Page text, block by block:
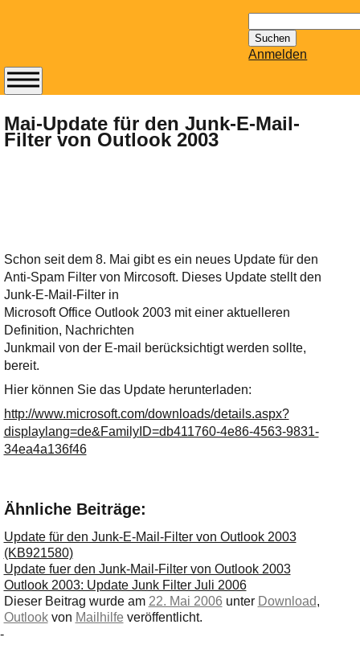
nach:
Anmelden
Mai-Update für den Junk-E-Mail-
Filter von Outlook 2003
Schon seit dem 8. Mai gibt es ein neues Update für den
Anti-Spam Filter von Mircosoft. Dieses Update stellt den
Junk-E-Mail-Filter in
Microsoft Office Outlook 2003 mit einer aktuelleren
Definition, Nachrichten
Junkmail von der E-mail berücksichtigt werden sollte,
bereit.
Hier können Sie das Update herunterladen:
http://www.microsoft.com/downloads/details.aspx?
displaylang=de&FamilyID=db411760-4e86-4563-9831-
34ea4a136f46
Ähnliche Beiträge:
Update für den Junk-E-Mail-Filter von Outlook 2003
(KB921580)
Update fuer den Junk-Mail-Filter von Outlook 2003
Outlook 2003: Update Junk Filter Juli 2006
Dieser Beitrag wurde am 22. Mai 2006 unter Download,
Outlook von Mailhilfe veröffentlicht.
-
Abonnieren Sie den
14-tägig
erscheinenden
bereithält!
Wie z.B. Outlook,
GMail, Thunderbird
oder auch
KuNoMail, usw.
Ihre E-Mail
Adresse:
E-Mail